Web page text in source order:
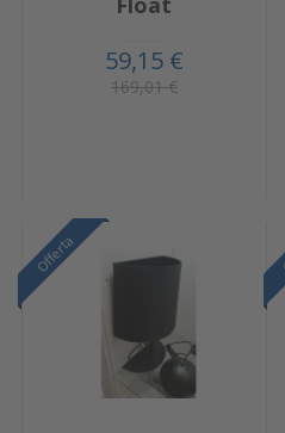
59,15 €
169,01 €
Offerta